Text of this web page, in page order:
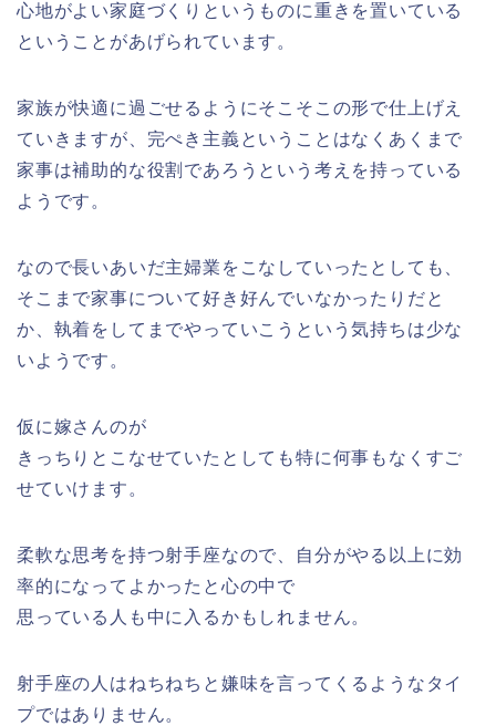
心地がよい家庭づくりというものに重きを置いている
ということがあげられています。
家族が快適に過ごせるようにそこそこの形で仕上げえ
ていきますが、完ぺき主義ということはなくあくまで
家事は補助的な役割であろうという考えを持っている
ようです。
なので長いあいだ主婦業をこなしていったとしても、
そこまで家事について好き好んでいなかったりだと
か、執着をしてまでやっていこうという気持ちは少な
いようです。
仮に嫁さんのが
きっちりとこなせていたとしても特に何事もなくすご
せていけます。
柔軟な思考を持つ射手座なので、自分がやる以上に効
率的になってよかったと心の中で
思っている人も中に入るかもしれません。
射手座の人はねちねちと嫌味を言ってくるようなタイ
プではありません。